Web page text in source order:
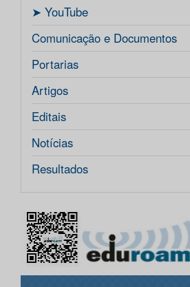
ㅤ➤ YouTube
Comunicação e Documentos
Portarias
Artigos
Editais
Notícias
Resultados